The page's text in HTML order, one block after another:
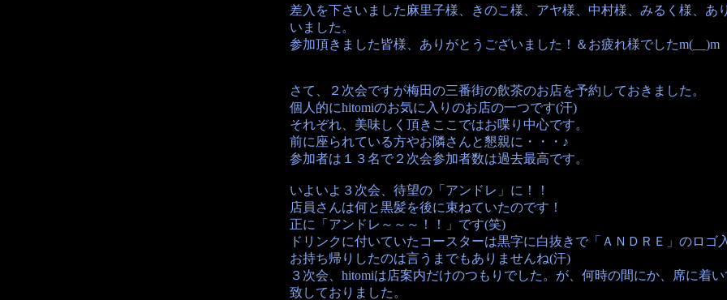
差入を下さいました麻里子様、きのこ様、アヤ様、中村様、みるく様、あ
いました。
参加頂きました皆様、ありがとうございました！＆お疲れ様でしたm(__)m
さて、２次会ですが梅田の三番街の飲茶のお店を予約しておきました。
個人的にhitomiのお気に入りのお店の一つです(汗)
それぞれ、美味しく頂きここではお喋り中心です。
前に座られている方やお隣さんと懇親に・・・♪
参加者は１３名で２次会参加者数は過去最高です。
いよいよ３次会、待望の「アンドレ」に！！
店員さんは何と黒髪を後に束ねていたのです！
正に「アンドレ～～～！！」です(笑)
ドリンクに付いていたコースターは黒字に白抜きで「ＡＮＤＲＥ」のロゴ
お持ち帰りしたのは言うまでもありませんね(汗)
３次会、hitomiは店案内だけのつもりでした。が、何時の間にか、席に着
致しておりました。